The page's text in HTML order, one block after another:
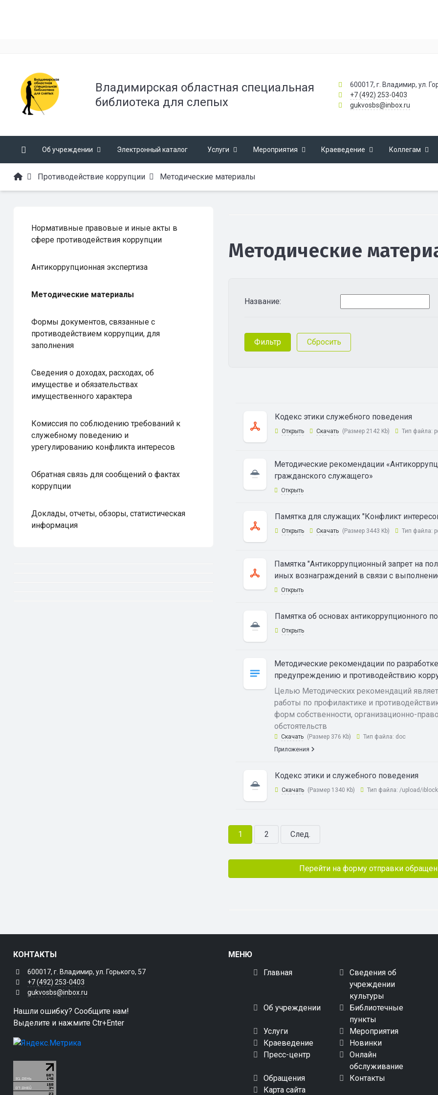
Владимирская областная специальная
библиотека для слепых
600017, г. Владимир, ул.
+7 (492) 253-0403
gukvosbs@inbox.ru
Об учреждении Электронный каталог Услуги Мероприятия Краеведение Коллегам
Противодействие коррупции Методические материалы
Нормативные правовые и иные акты в
сфере противодействия коррупции
Антикоррупционная экспертиза
Методические материалы
Формы документов, связанные с
противодействием коррупции, для
заполнения
Сведения о доходах, расходах, об
имуществе и обязательствах
имущественного характера
Комиссия по соблюдению требований к
служебному поведению и
урегулированию конфликта интересов
Обратная связь для сообщений о фактах
коррупции
Доклады, отчеты, обзоры, статистическая
информация
Методические
Название:
Кодекс этики служебного поведения
Открыть Скачать (Размер 2142 Kb) Тип файла:
Методические рекомендации
гражданского служащего»
Открыть
Памятка для служащих "Конфликт
Открыть Скачать (Размер 3443 Kb) Тип файла:
Памятка "Антикоррупционный запрет на
иных вознаграждений в связи с
Открыть
Памятка об основах антикоррупционного
Открыть
Методические рекомендации по
предупреждению и противодействию
Целью Методических рекомендаций
работы по профилактике и
форм собственности, организационно-
обстоятельств
Скачать (Размер 376 Kb) Тип файла: doc
Приложения
Кодекс этики и служебного поведения
Скачать (Размер 1340 Kb) Тип файла: /upload/
1 2 След.
Перейти на форму отправки
КОНТАКТЫ
600017, г. Владимир, ул. Горького, 57
+7 (492) 253-0403
gukvosbs@inbox.ru
Нашли ошибку? Сообщите нам!
Выделите и нажмите Ctr+Enter
МЕНЮ
Главная
Сведения об
учреждении
культуры
Об учреждении
Библиотечные
пункты
Услуги
Мероприятия
Краеведение
Новинки
Пресс-центр
Онлайн
обслуживание
Обращения
Контакты
Карта сайта